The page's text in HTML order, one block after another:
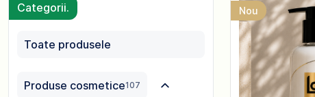
Categorii.
Toate produsele
Produse cosmetice107
Nou